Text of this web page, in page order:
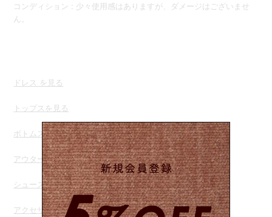
コンディション : 少々使用感はありますが、ダメージはございませ
ん。
ドレス を見る
トップスを 見る
ボトムス を見る
アウターを見る
シューズを見る
アクセサリー を見る